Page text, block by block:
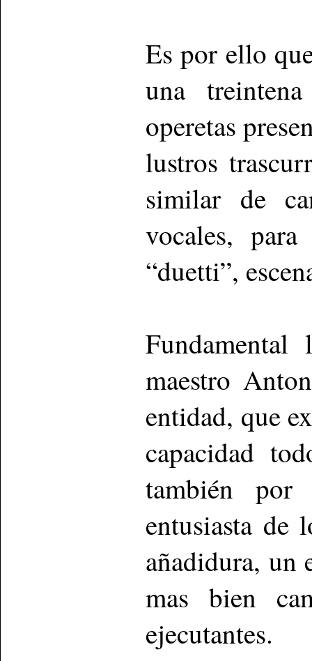
Es por ello
una
operetas
lustros
similar de
vocales,
“duetti”,
maestro
entidad, que
capacidad
también por
entusiasta de
añadidura, un
mas bien
ejecutantes.